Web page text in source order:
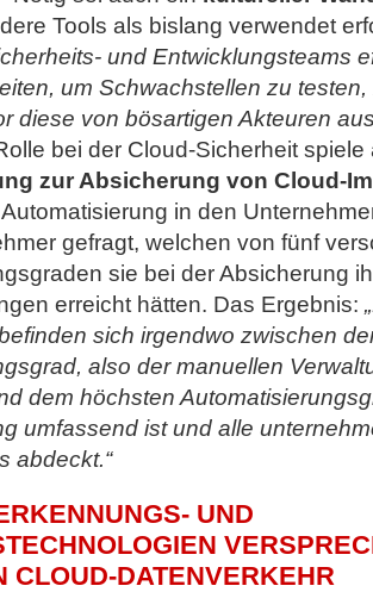
Tools als bislang verwendet
und Entwicklungsteams
um Schwachstellen zu
diese von bösartigen Akteuren
bei der Cloud-Sicherheit spiele
zur Absicherung von Cloud-
in den
gefragt, welchen von fünf
sie bei der Absicherung
erreicht hätten. Das Ergebnis:
sich irgendwo zwischen
also der manuellen
dem höchsten
umfassend ist und alle
abdeckt.“
UND
CLOUD-DATENVERKEHR